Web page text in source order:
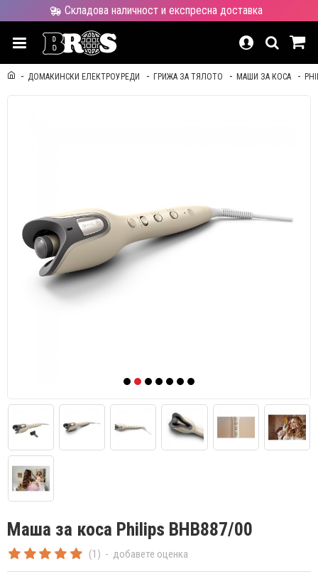
Складова наличност и експресна доставка
ДОМАКИНСКИ ЕЛЕКТРОУРЕДИ ГРИЖА ЗА ТЯЛОТО МАШИ ЗА КОСА
Маша за коса Philips BHB887/00
(1) - добавете оценка